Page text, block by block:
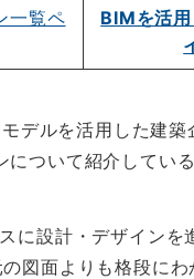
一覧ペ
BIMを活
デルを活用した建築
について紹介している
に設計・デザインを
図面よりも格段に